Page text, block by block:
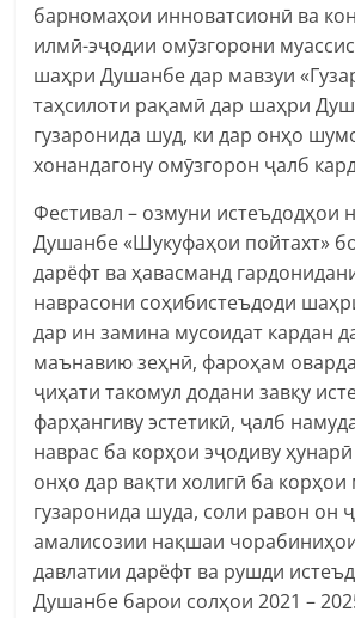
барномаҳои инноватсионӣ ва
илмӣ-эҷодии омӯзгорони
шаҳри Душанбе дар мавзуи
таҳсилоти рақамӣ дар шаҳри
гузаронида шуд, ки дар онҳо
хонандагону омӯзгорон ҷалб
Фестивал – озмуни истеъдодҳои
Душанбе «Шукуфаҳои пойтахт»
дарёфт ва ҳавасманд
наврасони соҳибистеъдоди
дар ин замина мусоидат кардан
маънавию зеҳнӣ, фароҳам
ҷиҳати такомул додани завқу
фарҳангиву эстетикӣ, ҷалб
наврас ба корҳои эҷодиву
онҳо дар вақти холигӣ ба
гузаронида шуда, соли равон он
амалисозии нақшаи
давлатии дарёфт ва рушди
Душанбе барои солҳои 2021 –